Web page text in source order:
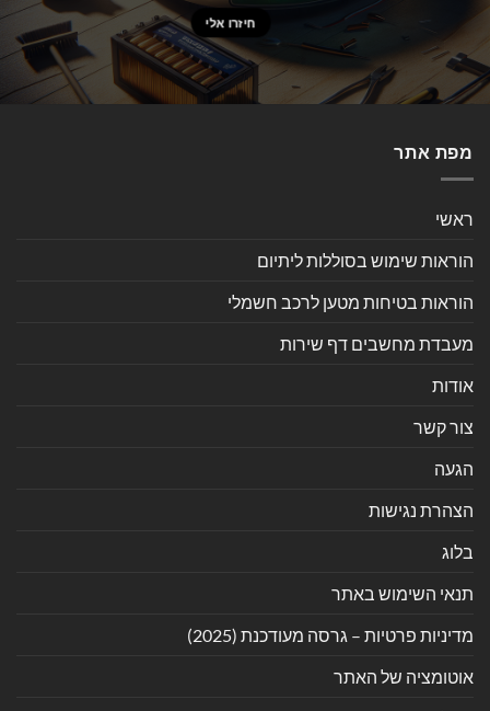
מפת אתר
ראשי
הוראות שימוש בסוללות ליתיום
הוראות בטיחות מטען לרכב חשמלי
מעבדת מחשבים דף שירות
אודות
צור קשר
הגעה
הצהרת נגישות
בלוג
תנאי השימוש באתר
מדיניות פרטיות – גרסה מעודכנת (2025)
אוטומציה של האתר